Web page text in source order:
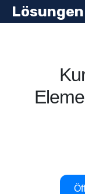
Zum
Inhalt